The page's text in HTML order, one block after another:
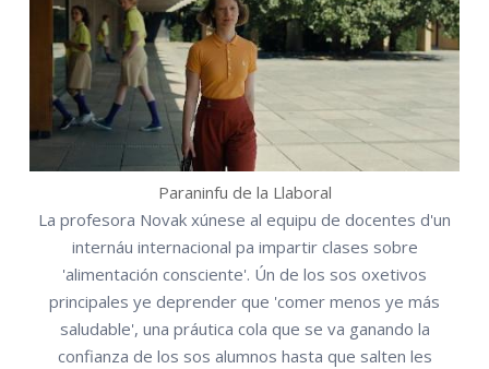
Paraninfu de la Llaboral
La profesora Novak xúnese al equipu de docentes d'un
internáu internacional pa impartir clases sobre
'alimentación consciente'. Ún de los sos oxetivos
principales ye deprender que 'comer menos ye más
saludable', una práutica cola que se va ganando la
confianza de los sos alumnos hasta que salten les